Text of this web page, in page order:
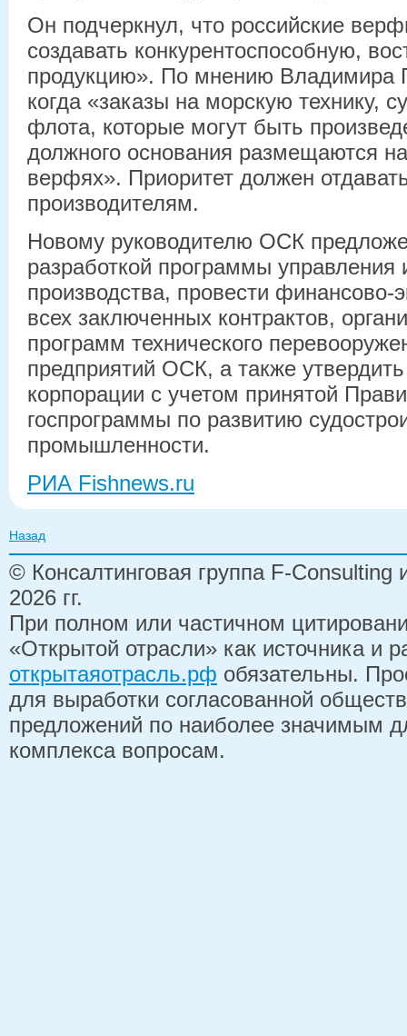
Он подчеркнул, что российские
создавать конкурентоспособную,
продукцию». По мнению Владимира
когда «заказы на морскую технику,
флота, которые могут быть
должного основания размещаются
верфях». Приоритет должен
производителям.
Новому руководителю ОСК
разработкой программы управления
производства, провести финансово-
всех заключенных контрактов,
программ технического
предприятий ОСК, а также
корпорации с учетом принятой
госпрограммы по развитию
промышленности.
РИА Fishnews.ru
Назад
© Консалтинговая группа F-
2026 гг.
При полном или частичном
«Открытой отрасли» как источника и
открытаяотрасль.рф обязательны.
для выработки согласованной
предложений по наиболее значимым
комплекса вопросам.